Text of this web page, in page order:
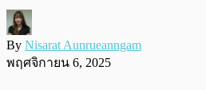
By Nisarat Aunrueanngam
พฤศจิกายน 6, 2025